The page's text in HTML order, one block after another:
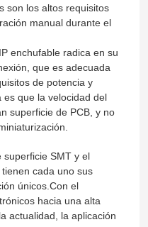
son los altos requisitos
manual durante el
enchufable radica en su
que es adecuada
de potencia y
es que la velocidad del
superficie de PCB, y no
superficie SMT y el
cada uno sus
únicos.Con el
hacia una alta
actualidad, la aplicación